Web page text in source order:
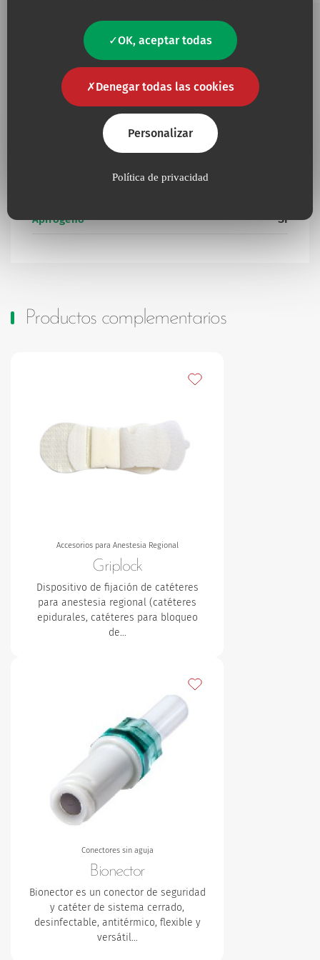
OK, aceptar todas
Denegar todas las cookies
Personalizar
Política de privacidad
Información complementaria
Contiene látex
Presencia de productos de origen animal u
Apirógeno Sí
Productos complementarios
Accesorios para Anestesia Regional
Griplock
Dispositivo de fijación de catéteres
para anestesia regional (catéteres
epidurales, catéteres para bloqueo
de…
Añadir a mis favoritos
Conectores sin aguja
Bionector
Bionector es un conector de seguridad
y catéter de sistema cerrado,
desinfectable, antitérmico, flexible y
versátil…
Añadir a mis favoritos